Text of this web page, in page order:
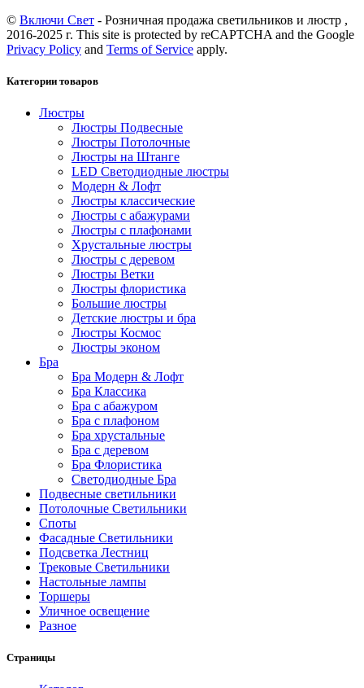
© Включи Свет - Розничная продажа светильников и люстр ,
2016-2025 г. This site is protected by reCAPTCHA and the Google
Privacy Policy and Terms of Service apply.
Категории товаров
Люстры
Люстры Подвесные
Люстры Потолочные
Люстры на Штанге
LED Светодиодные люстры
Модерн & Лофт
Люстры классические
Люстры с абажурами
Люстры с плафонами
Хрустальные люстры
Люстры с деревом
Люстры Ветки
Люстры флористика
Большие люстры
Детские люстры и бра
Люстры Космос
Люстры эконом
Бра
Бра Модерн & Лофт
Бра Классика
Бра с абажуром
Бра с плафоном
Бра хрустальные
Бра с деревом
Бра Флористика
Светодиодные Бра
Подвесные светильники
Потолочные Светильники
Споты
Фасадные Светильники
Подсветка Лестниц
Трековые Светильники
Настольные лампы
Торшеры
Уличное освещение
Разное
Страницы